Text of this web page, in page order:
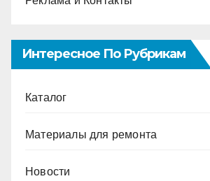
Интересное По Рубрикам
Каталог
Материалы для ремонта
Новости